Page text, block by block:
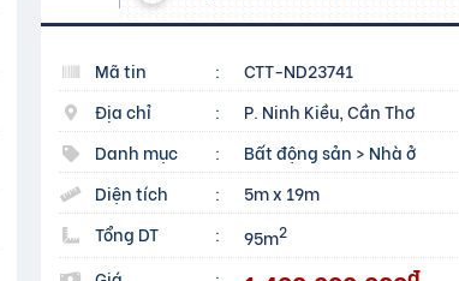
Mã tin :
CTT-ND23741
Địa chỉ
:
P. Ninh Kiều, Cần Thơ
Danh mục
: Bất động sản > Nhà ở
Diện tích
:
5m x 19m
Tổng DT
: 95m2
đ